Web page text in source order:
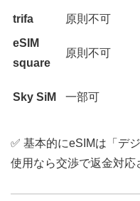
trifa
原則不可
eSIM
square
原則不可
Sky SiM 一部可
✅ 基本的にeSIMは「デ
使用なら交渉で返金対応